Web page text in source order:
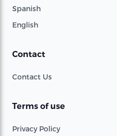
Spanish
English
Contact
Contact Us
Terms of use
Privacy Policy